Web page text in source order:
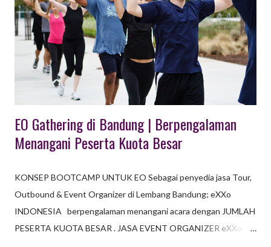
PAKET MEETING DENGAN KONSEP OUTING Kegiatan
meeting reguler yang biasanya dilakukan harian atau mingguan,
pada umumnya cukup dilaksanakan di kantor. Namun untuk
agenda pertemuan meeting tahunan atau dengan peserta dari
kota yang berbeda, perlu dikemas dengan konsep outing. Hal ini
lebih efektif, sekali...
EO Gathering di Bandung | Berpengalaman
Menangani Peserta Kuota Besar
KONSEP BOOTCAMP UNTUK EO Sebagai penyedia jasa Tour,
Outbound & Event Organizer di Lembang Bandung; eXXo
INDONESIA berpengalaman menangani acara dengan JUMLAH
PESERTA KUOTA BESAR . JASA EVENT ORGANIZER eXXo